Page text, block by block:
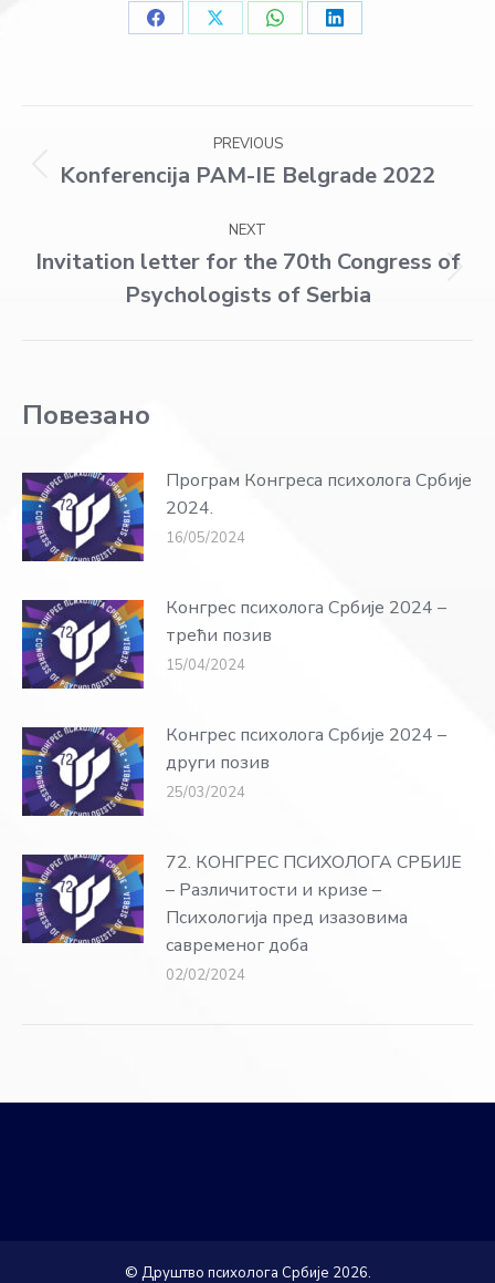
Share
Share
Share
Share
navigation
PREVIOUS
Previous
Konferencija PAM-IE Belgrade 2022
NEXT
post:
Invitation letter for the 70th Congress of
Psychologists of Serbia
Повезано
Програм Конгреса психолога Србије
2024.
16/05/2024
Конгрес психолога Србије 2024 –
трећи позив
15/04/2024
Конгрес психолога Србије 2024 –
други позив
25/03/2024
72. КОНГРЕС ПСИХОЛОГА СРБИЈЕ
– Различитости и кризе –
Психологија пред изазовима
савременог доба
02/02/2024
© Друштво психолога Србије 2026.